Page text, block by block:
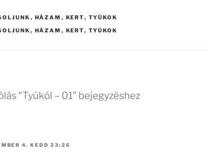
, HÁZAM , KERT, TYÚKOK
, HÁZAM , KERT, TYÚKOK
“Tyúkól – 01” bejegyzéshez
4. KEDD 23:26